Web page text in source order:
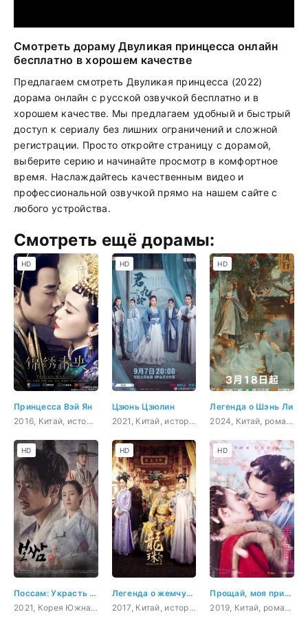
Смотреть дораму Двуликая принцесса онлайн
бесплатно в хорошем качестве
Предлагаем смотреть Двуликая принцесса (2022)
дорама онлайн с русской озвучкой бесплатно и в
хорошем качестве. Мы предлагаем удобный и быстрый
доступ к сериалу без лишних ограничений и сложной
регистрации. Просто откройте страницу с дорамой,
выберите серию и начинайте просмотр в комфортное
время. Наслаждайтесь качественным видео и
профессиональной озвучкой прямо на нашем сайте с
любого устройства.
Смотреть ещё дорамы:
Принцесса Вэй Ян
2016, Китай, история, романтика, драма, политика
HD
Цзюнь Цзюлин
2021, Китай, история, мистика, романтика, драма
HD
Легенда о Шэнь Ли
2024, Китай, романтика, восточные единоборства, драма, фэнтези
HD
Поссам: Украсть судьбу
2021, Корея Южная, история, романтика, повседневность, драма
HD
Легенда о жемчужине дракона
2017, Китай, история, романтика
HD
Прощай, моя принцесса
2019, Китай, романтика, восточные единоборства, драма, политика
HD